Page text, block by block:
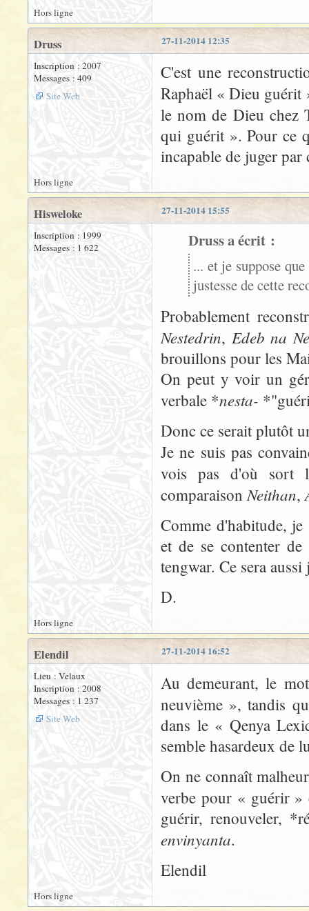
Hors ligne
27-11-2014 12:35
Druss
Inscription : 2007
Messages : 409
Site Web
C'est une
Raphaël « Dieu
le nom de Dieu chez
qui guérit ». Pour ce
incapable de juger par
Hors ligne
27-11-2014 15:55
Hisweloke
Inscription : 1999
Messages : 1 622
Druss a écrit :
... et je suppose que
justesse de cette
Probablement
Nestedrin, Edeb na
brouillons pour les
On peut y voir un
verbale *nesta-
Donc ce serait plutôt
Je ne suis pas
vois pas d'où sort
comparaisonNeithan,
Comme d'habitude,
et de se contenter
tengwar. Ce sera
D.
Hors ligne
27-11-2014 16:52
Elendil
Lieu : Velaux
Inscription : 2008
Messages : 1 237
Site Web
Au demeurant, le
neuvième », tandis
dans le « Qenya
semble hasardeux de
On ne connaît
verbe pour « guérir »
guérir, renouveler,
envinyanta.
Elendil
Hors ligne